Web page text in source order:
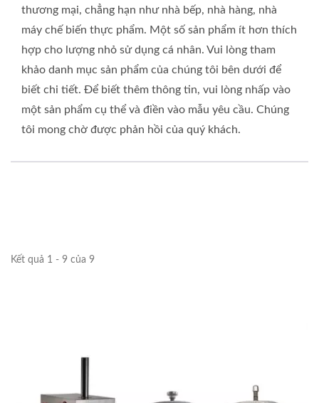
thương mại, chẳng hạn như nhà bếp, nhà hàng, nhà
máy chế biến thực phẩm. Một số sản phẩm ít hơn thích
hợp cho lượng nhỏ sử dụng cá nhân. Vui lòng tham
khảo danh mục sản phẩm của chúng tôi bên dưới để
biết chi tiết. Để biết thêm thông tin, vui lòng nhấp vào
một sản phẩm cụ thể và điền vào mẫu yêu cầu. Chúng
tôi mong chờ được phản hồi của quý khách.
Kết quả 1 - 9 của 9